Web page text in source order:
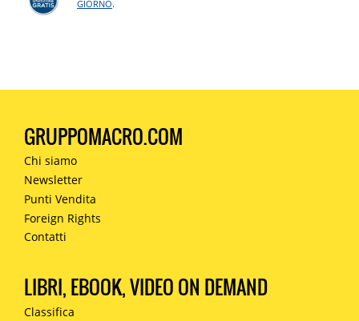
GIORNO.
GRUPPOMACRO.COM
Chi siamo
Newsletter
Punti Vendita
Foreign Rights
Contatti
LIBRI, EBOOK, VIDEO ON DEMAND
Classifica